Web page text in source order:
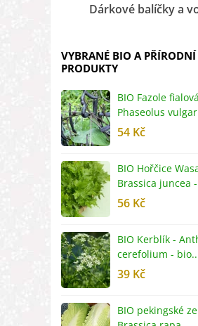
Dárkové balíčky a
VYBRANÉ BIO A PŘÍRODNÍ
PRODUKTY
BIO Fazole
Phaseolus
54 Kč
BIO Hořčice
Brassica juncea
56 Kč
BIO Kerblík -
cerefolium -
39 Kč
BIO pekingské